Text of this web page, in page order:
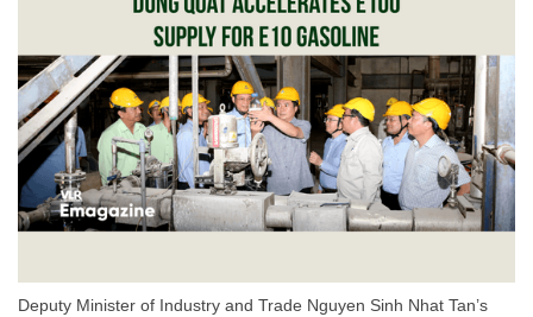
Deputy Minister of Industry and Trade Nguyen Sinh Nhat Tan’s